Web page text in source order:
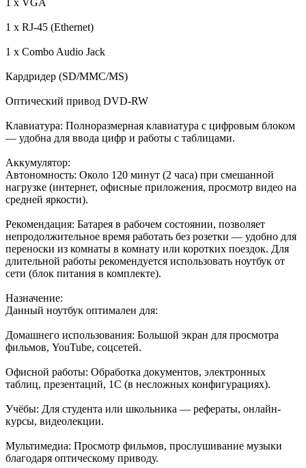
1 x RJ-45 (Ethernet)
1 x Combo Audio Jack
Кардридер (SD/MMC/MS)
Оптический привод DVD-RW
Клавиатура: Полноразмерная клавиатура с цифровым блоком
— удобна для ввода цифр и работы с таблицами.
Аккумулятор:
Автономность: Около 120 минут (2 часа) при смешанной
нагрузке (интернет, офисные приложения, просмотр видео на
средней яркости).
Рекомендация: Батарея в рабочем состоянии, позволяет
непродолжительное время работать без розетки — удобно для
переноски из комнаты в комнату или коротких поездок. Для
длительной работы рекомендуется использовать ноутбук от
сети (блок питания в комплекте).
Назначение:
Данный ноутбук оптимален для:
Домашнего использования: Большой экран для просмотра
фильмов, YouTube, соцсетей.
Офисной работы: Обработка документов, электронных
таблиц, презентаций, 1С (в несложных конфигурациях).
Учёбы: Для студента или школьника — рефераты, онлайн-
курсы, видеолекции.
Мультимедиа: Просмотр фильмов, прослушивание музыки
благодаря оптическому приводу.